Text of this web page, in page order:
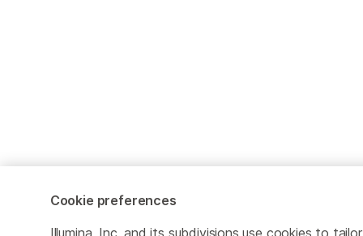
Cookie preferences
Illumina, Inc. and its subdivisions use cookies to tailor